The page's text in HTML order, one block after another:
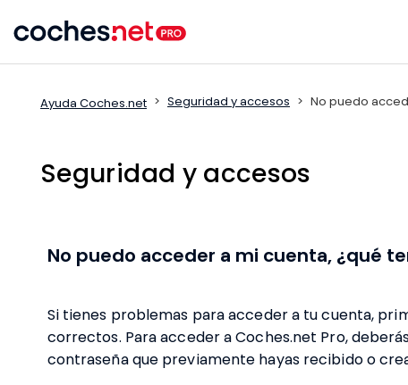
to
Ayuda Coches.net Seguridad y accesos No puedo
Seguridad y accesos
No puedo acceder a mi cuenta, ¿qué
Si tienes problemas para acceder a tu cuenta,
correctos. Para acceder a Coches.net Pro,
contraseña que previamente hayas recibido o